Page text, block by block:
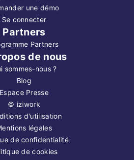
une démo
Se connecter
Partners
Partners
de nous
sommes-nous ?
Blog
Espace Presse
© iziwork
d'utilisation
légales
de confidentialité
de cookies